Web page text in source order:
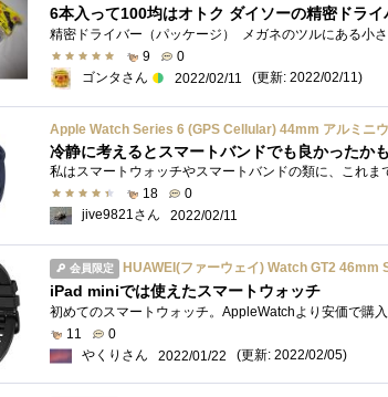
6本入って100均はオトク ダイソーの精密ドライ
9
0
ゴンタさん
2022/02/11 (更新: 2022/02/11)
Apple Watch Series 6 (GPS Cellular) 44mm アルミニ
冷静に考えるとスマートバンドでも良かったかも
18
0
jive9821さん
2022/02/11
会員限定 HUAWEI(ファーウェイ) Watch GT2 46mm Sports スマートウ
iPad miniでは使えたスマートウォッチ
11
0
やくりさん
2022/01/22 (更新: 2022/02/05)